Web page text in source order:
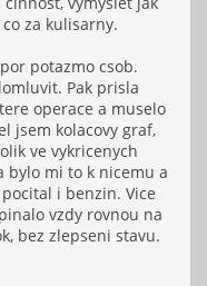
za kulisarny.
potazmo csob.
Pak prisla
operace a muselo
jsem kolacovy graf,
ve vykricenych
bylo mi to k nicemu a
i benzin. Vice
vzdy rovnou na
bez zlepseni stavu.